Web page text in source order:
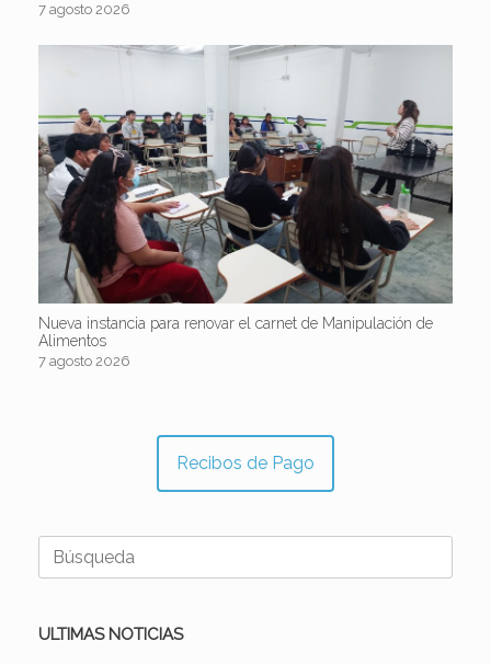
7 agosto 2026
Nueva instancia para renovar el carnet de Manipulación de
Alimentos
7 agosto 2026
Recibos de Pago
Buscar:
ULTIMAS NOTICIAS